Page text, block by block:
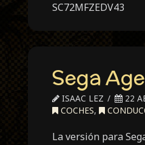
SC72MFZEDV43
Sega
ISAAC LEZ
22
COCHES,
La versión para